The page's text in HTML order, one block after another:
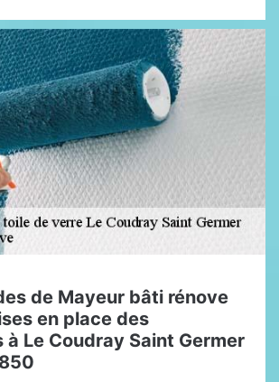
de Mayeur bâti rénove
en place des
Le Coudray Saint Germer